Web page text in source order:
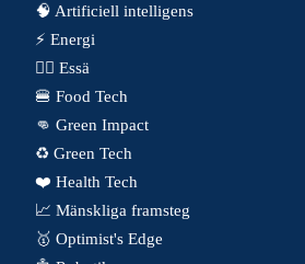
🧠 Artificiell intelligens
⚡️ Energi
✍🏼 Essä
🍔 Food Tech
👊 Green Impact
♻️ Green Tech
❤️ Health Tech
📈 Mänskliga framsteg
🥇 Optimist's Edge